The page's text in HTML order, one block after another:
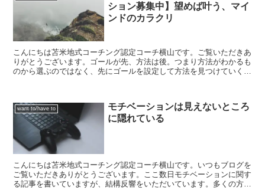
ション募集中】望めば叶う、マイ
ンドのカラクリ
こんにちは苫米地式コーチング認定コーチ横山です。ご覧いただきあ
りがとうございます。ゴールが先、方法は後。つまり方法がわかるも
のから選ぶのではなく、先にゴールを設定して方法を見つけていく・
want to/have to
モチベーションは見えないところ
に隠れている
こんにちは苫米地式コーチング認定コーチ横山です。いつもブログを
ご覧いただきありがとうございます。ここ数日モチベーションに関す
る記事を書いていますが、結構反響をいただいています。多くの方が